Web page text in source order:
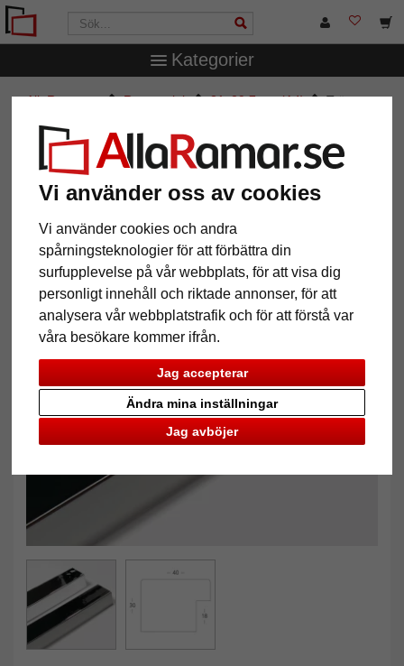
Vi använder oss av cookies
Vi använder cookies och andra
spårningsteknologier för att förbättra din
surfupplevelse på vår webbplats, för att visa dig
personligt innehåll och riktade annonser, för att
analysera vår webbplatstrafik och för att förstå var
våra besökare kommer ifrån.
Jag accepterar
Jag avböjer
Ändra mina inställningar
Kategorier
AllaRamar.se Ramstorlek 21x29,7 cm (A4)
Träram
Träram Matrix 40